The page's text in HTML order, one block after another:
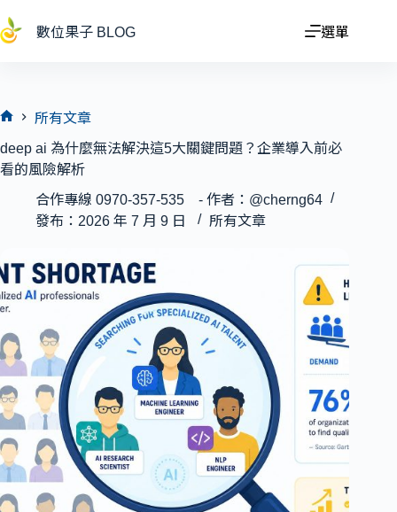
至
容
數位果子 BLOG 選單
頁
所有文章
deep ai 為什麼無法解決這5大關鍵問題？企業導入前必
看的風險解析
合作專線 0970-357-535 - 作者：@cherng64
發布：2026 年 7 月 9 日
所有文章